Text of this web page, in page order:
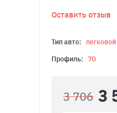
Оставить отзыв
Тип авто: легковой
Профиль:
70
3 706 3